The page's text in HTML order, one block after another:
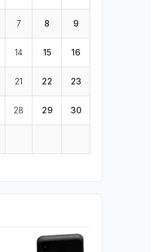
7 8 9
14 15 16
21 22 23
28 29 30